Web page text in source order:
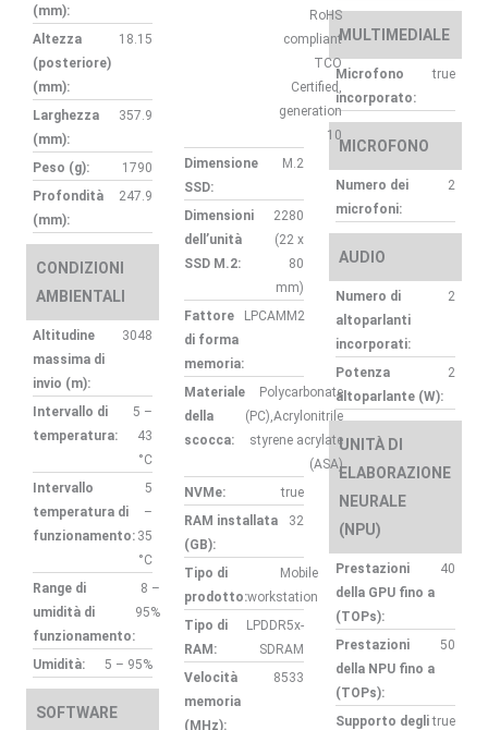
(mm):
Altezza
(posteriore)
(mm):
18.15
Larghezza
(mm):
357.9
Peso (g):
1790
Profondità
(mm):
247.9
CONDIZIONI
AMBIENTALI
Altitudine
massima di
invio (m):
3048
Intervallo di
temperatura:
5 –
43
°C
Intervallo
temperatura di
funzionamento:
5
–
35
°C
Range di
umidità di
funzionamento:
8 –
95%
Umidità: 5 – 95%
SOFTWARE
RoHS
compliant
TCO
Certified,
generation
10
Dimensione
SSD:
M.2
Dimensioni
dell’unità
SSD M.2:
2280
(22 x
80
mm)
Fattore
di forma
memoria:
LPCAMM2
Materiale
della
scocca:
Polycarbonate
(PC),Acrylonitrile
styrene acrylate
(ASA)
NVMe:
true
RAM installata
(GB):
32
Tipo di
prodotto:
Mobile
workstation
Tipo di
RAM:
LPDDR5x-
SDRAM
Velocità
memoria
(MHz):
8533
MULTIMEDIALE
Microfono
incorporato:
true
MICROFONO
Numero dei
microfoni:
2
AUDIO
Numero di
altoparlanti
incorporati:
2
Potenza
altoparlante (W):
2
UNITÀ DI
ELABORAZIONE
NEURALE
(NPU)
Prestazioni
della GPU fino a
(TOPs):
40
Prestazioni
della NPU fino a
(TOPs):
50
Supporto degli true